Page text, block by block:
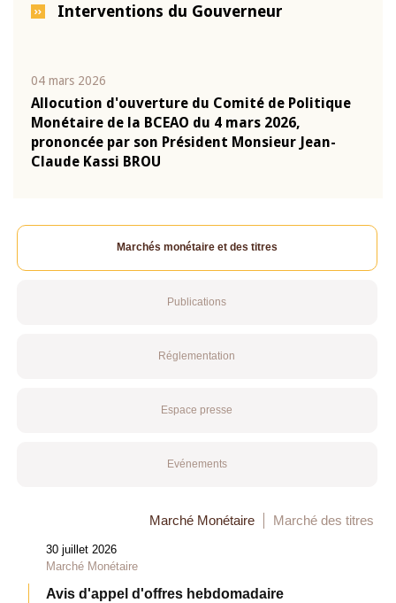
Interventions du Gouverneur
04 mars 2026
Allocution d'ouverture du Comité de Politique
Monétaire de la BCEAO du 4 mars 2026,
prononcée par son Président Monsieur Jean-
Claude Kassi BROU
Marchés monétaire et des titres
Publications
Réglementation
Espace presse
Evénements
Marché Monétaire Marché des titres
30 juillet 2026
Marché Monétaire
Avis d'appel d'offres hebdomadaire